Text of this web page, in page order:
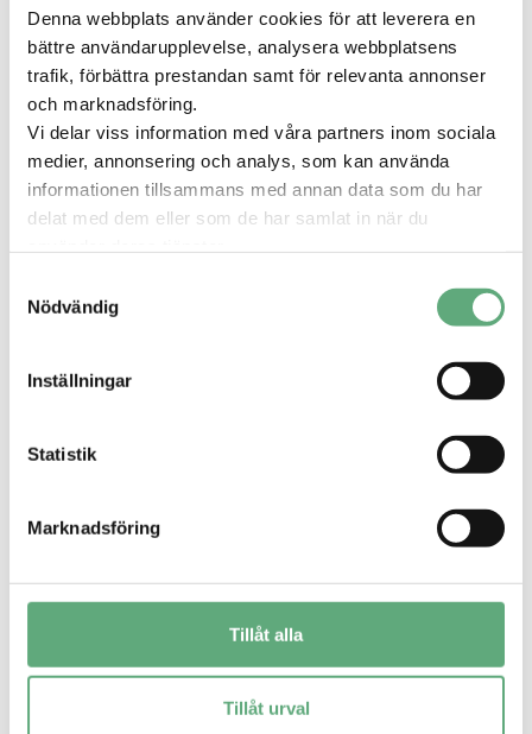
Denna webbplats använder cookies för att leverera en
bättre användarupplevelse, analysera webbplatsens
trafik, förbättra prestandan samt för relevanta annonser
och marknadsföring.
Vi delar viss information med våra partners inom sociala
medier, annonsering och analys, som kan använda
informationen tillsammans med annan data som du har
delat med dem eller som de har samlat in när du
Nödvändig
Inställningar
Statistik
Marknadsföring
Tillåt alla
Tillåt urval
Relaterade tips
En sko, tre outfits
Höstens trend är här: loafers! Elisabeth visar